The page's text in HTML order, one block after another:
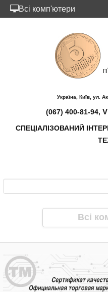
Україна, Київ, ул.
(067) 400-81-94,
СПЕЦІАЛІЗОВАНИЙ
Всі
Всі комп'ютери